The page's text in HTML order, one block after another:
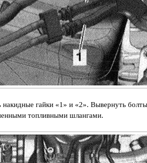
накидные гайки «1» и «2». Вывернуть
топливными шлангами.